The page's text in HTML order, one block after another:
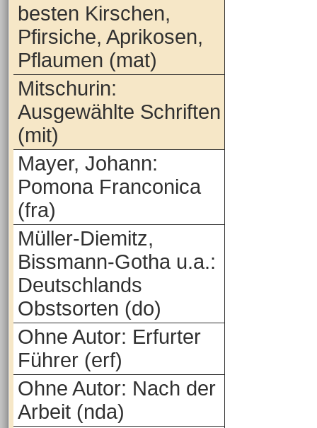
besten Kirschen,
Pfirsiche, Aprikosen,
Pflaumen (mat)
Mitschurin:
Ausgewählte Schriften
(mit)
Mayer, Johann:
Pomona Franconica
(fra)
Müller-Diemitz,
Bissmann-Gotha u.a.:
Deutschlands
Obstsorten (do)
Ohne Autor: Erfurter
Führer (erf)
Ohne Autor: Nach der
Arbeit (nda)